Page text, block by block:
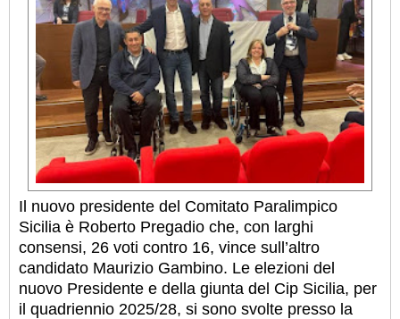
Il nuovo presidente del Comitato Paralimpico
Sicilia è Roberto Pregadio che, con larghi
consensi, 26 voti contro 16, vince sull’altro
candidato Maurizio Gambino. Le elezioni del
nuovo Presidente e della giunta del Cip Sicilia, per
il quadriennio 2025/28, si sono svolte presso la